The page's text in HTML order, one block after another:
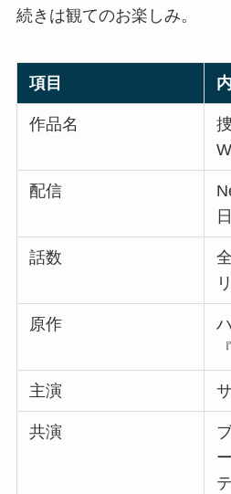
続きは観てのお楽しみ。
項目
作品名
配信
話数
原作
主演
共演